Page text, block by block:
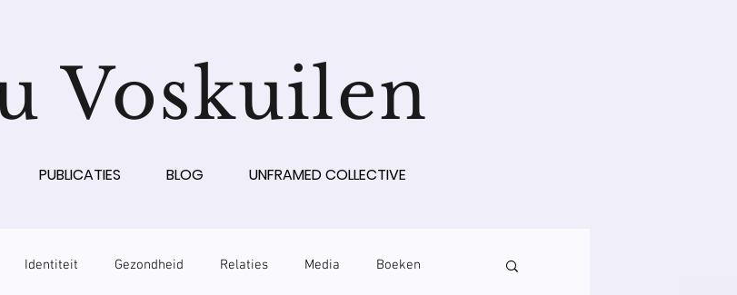
Voskuilen
PUBLICATIES BLOG UNFRAMED COLLECTIVE
Identiteit Gezondheid Relaties Media Boeken